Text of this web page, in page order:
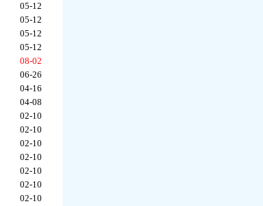
05-12
05-12
05-12
05-12
08-02
06-26
04-16
04-08
02-10
02-10
02-10
02-10
02-10
02-10
02-10